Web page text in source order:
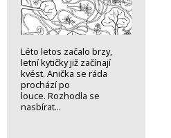
Léto letos začalo brzy,
letní kytičky již začínají
kvést. Anička se ráda
prochází po
louce. Rozhodla se
nasbírat...